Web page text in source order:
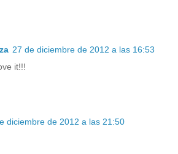
27 de diciembre de 2012 a las 16:53
it!!!
diciembre de 2012 a las 21:50